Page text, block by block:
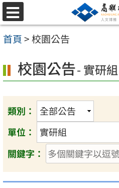
跳
至
主
內
容
區
選
單
首頁>校園公告
校園公告- 實研組
類別：
單位：
關鍵字：